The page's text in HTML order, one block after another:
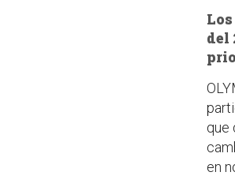
del
que
en